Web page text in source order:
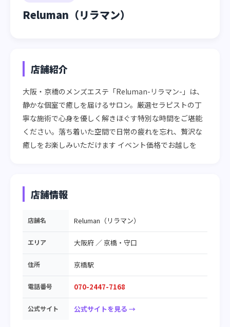
Reluman（リラマン）
店舗紹介
大阪・京橋のメンズエステ「Reluman-リラマン-」は、
静かな個室で癒しを届けるサロン。厳選セラピストの丁
寧な施術で心身を優しく解きほぐす特別な時間をご堪能
ください。落ち着いた空間で日常の疲れを忘れ、贅沢な
癒しをお楽しみいただけます イベント価格でお越しを
店舗情報
店舗名 Reluman（リラマン）
エリア 大阪府 ／ 京橋・守口
住所 京橋駅
電話番号 070-2447-7168
公式サイト 公式サイトを見る →